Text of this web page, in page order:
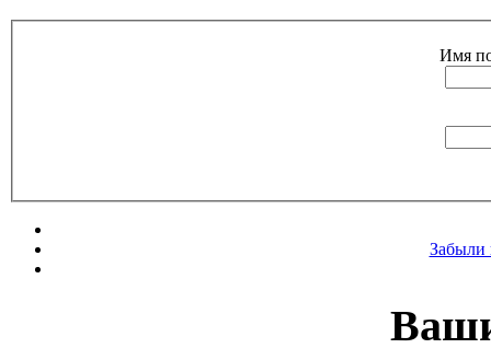
Имя
Забыли